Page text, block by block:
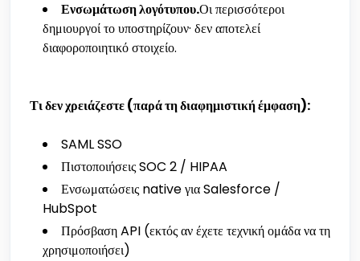
Ενσωμάτωση λογότυπου.Οι περισσότεροι
δημιουργοί το υποστηρίζουν· δεν αποτελεί
διαφοροποιητικό στοιχείο.
Τι δεν χρειάζεστε (παρά τη διαφημιστική έμφαση):
SAML SSO
Πιστοποιήσεις SOC 2 / HIPAA
Ενσωματώσεις native για Salesforce /
HubSpot
Πρόσβαση API (εκτός αν έχετε τεχνική ομάδα να τη
χρησιμοποιήσει)